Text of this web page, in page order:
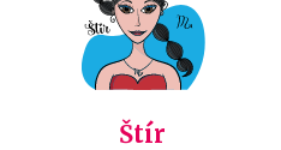
Štír